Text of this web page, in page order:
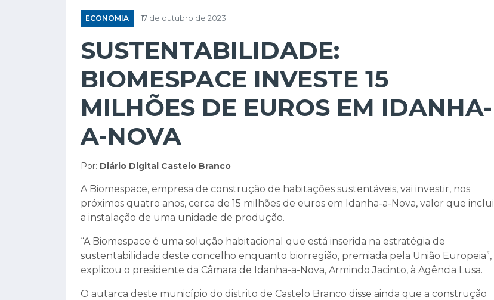
ECONOMIA 17 de outubro de 2023
SUSTENTABILIDADE:
BIOMESPACE INVESTE 15
MILHÕES DE EUROS EM IDANHA-
A-NOVA
Por: Diário Digital Castelo Branco
A Biomespace, empresa de construção de habitações sustentáveis, vai investir, nos
próximos quatro anos, cerca de 15 milhões de euros em Idanha-a-Nova, valor que inclui
a instalação de uma unidade de produção.
“A Biomespace é uma solução habitacional que está inserida na estratégia de
sustentabilidade deste concelho enquanto biorregião, premiada pela União Europeia”,
explicou o presidente da Câmara de Idanha-a-Nova, Armindo Jacinto, à Agência Lusa.
O autarca deste município do distrito de Castelo Branco disse ainda que a construção